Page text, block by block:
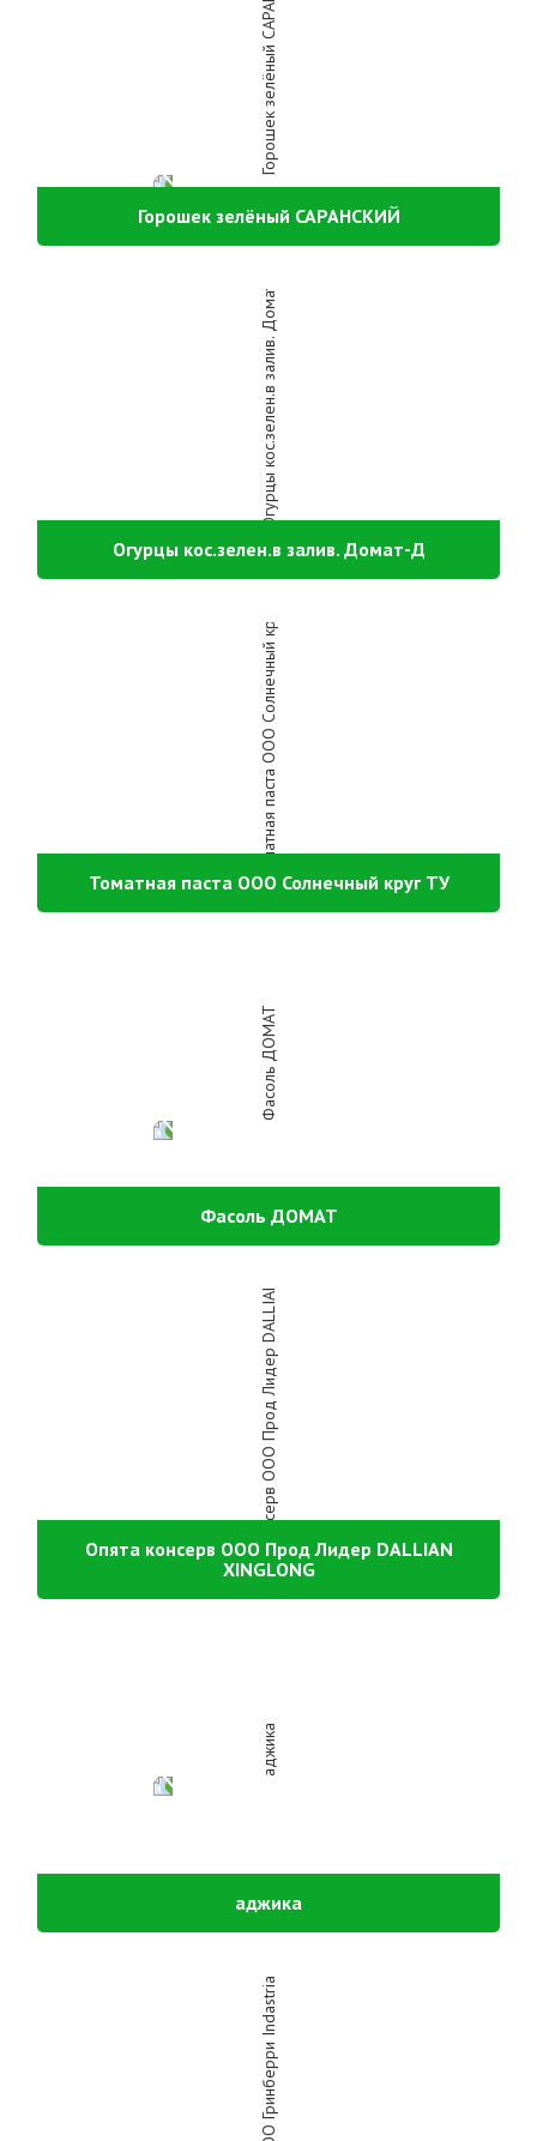
Горошек зелёный САРАНСКИЙ
Огурцы кос.зелен.в залив. Домат-Д
Томатная паста ООО Солнечный круг ТУ
Фасоль ДОМАТ
Опята консерв ООО Прод Лидер DALLIAN
XINGLONG
аджика